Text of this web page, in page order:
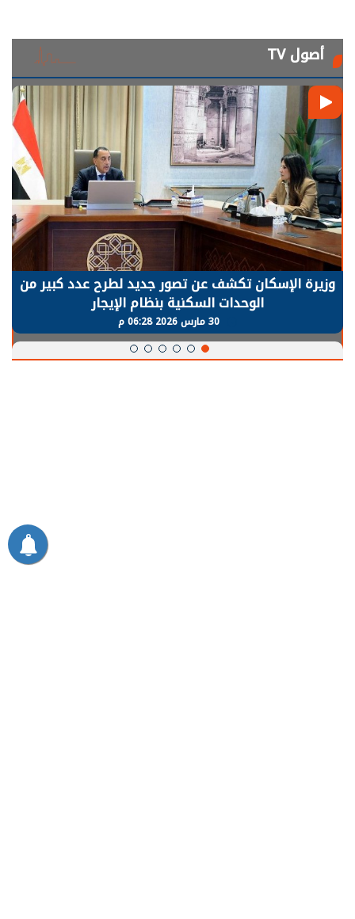
أصول TV
وزيرة الإسكان تكشف عن تصور جديد لطرح عدد كبير من
الوحدات السكنية بنظام الإيجار